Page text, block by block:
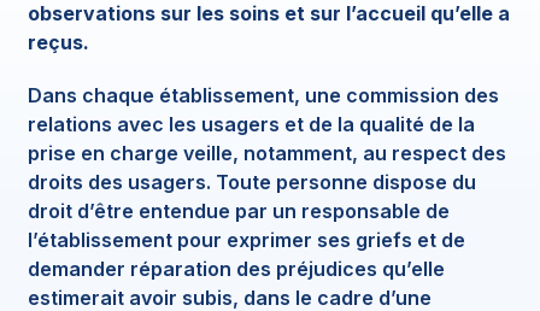
observations sur les soins et sur l’accueil qu’elle a
reçus.
Dans chaque établissement, une commission des
relations avec les usagers et de la qualité de la
prise en charge veille, notamment, au respect des
droits des usagers. Toute personne dispose du
droit d’être entendue par un responsable de
l’établissement pour exprimer ses griefs et de
demander réparation des préjudices qu’elle
estimerait avoir subis, dans le cadre d’une